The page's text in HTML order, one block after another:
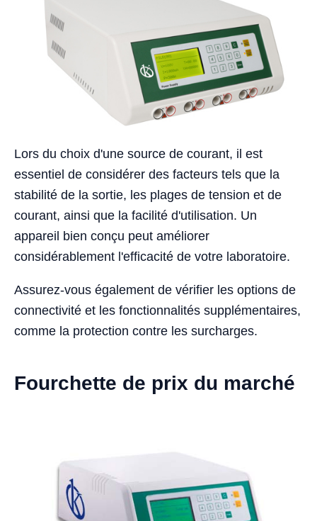
Lors du choix d'une source de courant, il est
essentiel de considérer des facteurs tels que la
stabilité de la sortie, les plages de tension et de
courant, ainsi que la facilité d'utilisation. Un
appareil bien conçu peut améliorer
considérablement l'efficacité de votre laboratoire.
Assurez-vous également de vérifier les options de
connectivité et les fonctionnalités supplémentaires,
comme la protection contre les surcharges.
Fourchette de prix du marché